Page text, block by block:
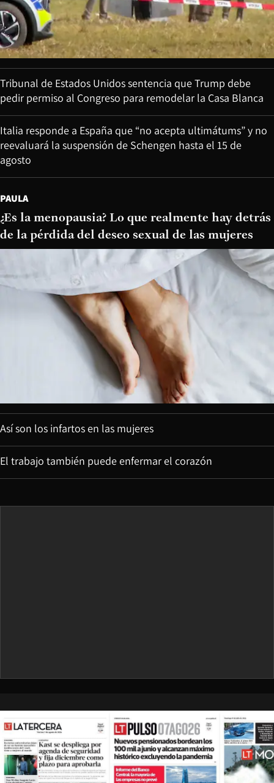
Tribunal de Estados Unidos sentencia que Trump debe
pedir permiso al Congreso para remodelar la Casa Blanca
Italia responde a España que “no acepta ultimátums” y no
reevaluará la suspensión de Schengen hasta el 15 de
agosto
PAULA
¿Es la menopausia? Lo que realmente hay detrás
de la pérdida del deseo sexual de las mujeres
Así son los infartos en las mujeres
El trabajo también puede enfermar el corazón
Opens in new window Opens in